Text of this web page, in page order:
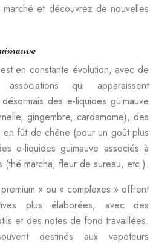
et découvrez de nouvelles
en constante évolution, avec de
qui apparaissent
des e-liquides guimauve
gingembre, cardamome), des
en fût de chêne (pour un goût plus
e-liquides guimauve associés à
(thé matcha, fleur de sureau, etc.).
» ou « complexes » offrent
plus élaborées, avec des
et des notes de fond travaillées.
destinés aux vapoteurs